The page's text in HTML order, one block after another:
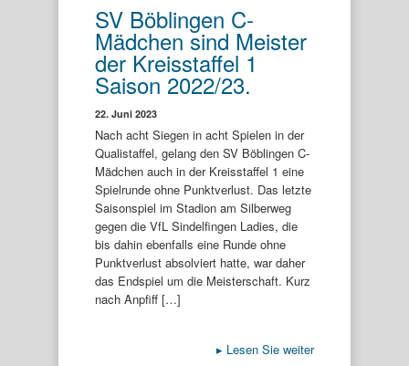
SV Böblingen C-
Mädchen sind Meister
der Kreisstaffel 1
Saison 2022/23.
22. Juni 2023
Nach acht Siegen in acht Spielen in der
Qualistaffel, gelang den SV Böblingen C-
Mädchen auch in der Kreisstaffel 1 eine
Spielrunde ohne Punktverlust. Das letzte
Saisonspiel im Stadion am Silberweg
gegen die VfL Sindelfingen Ladies, die
bis dahin ebenfalls eine Runde ohne
Punktverlust absolviert hatte, war daher
das Endspiel um die Meisterschaft. Kurz
nach Anpfiff […]
▸ Lesen Sie weiter